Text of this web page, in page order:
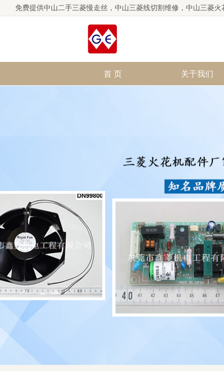
免费提供中山二手三菱慢走丝 ，中山三菱线切割维修，中山三菱
首 页 关于我们